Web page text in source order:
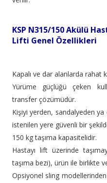
KSP N315/150 Akülü
Lifti Genel Özellikleri
Kapalı ve dar alanlarda rahat
Yürüme güçlüğü çeken
transfer çözümüdür.
Kişiyi yerden, sandalyeden ya
istenilen yere güvenli bir
150 kg taşıma kapasitelidir.
Hastayı lift üzerinde
taşıma bezi), ürün ile birlikte
Opsiyonel sling